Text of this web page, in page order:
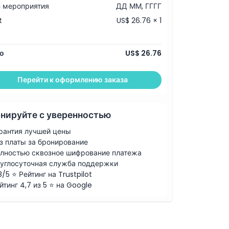
мероприятия
ДД ММ, ГГГГ
US$ 26.76 × 1
US$ 26.76
Перейти к оформлению заказа
с уверенностью
лучшей цены
платы за бронирование
сквозное шифрование платежа
служба поддержки
5 ⭐ Рейтинг на Trustpilot
4,7 из 5 ⭐ на Google